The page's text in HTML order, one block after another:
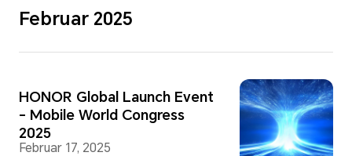
Februar 2025
HONOR Global Launch Event
- Mobile World Congress
2025
Februar 17, 2025